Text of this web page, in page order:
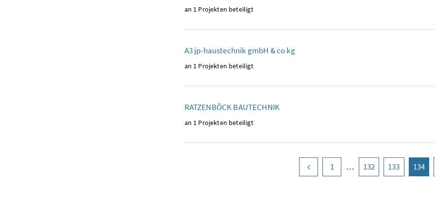
an 1 Projekten beteiligt
A3 jp-haustechnik gmbH & co kg
an 1 Projekten beteiligt
RATZENBÖCK BAUTECHNIK
an 1 Projekten beteiligt
vorige Seite
Seite
1 Seite
132 Seite
133 Seite
134